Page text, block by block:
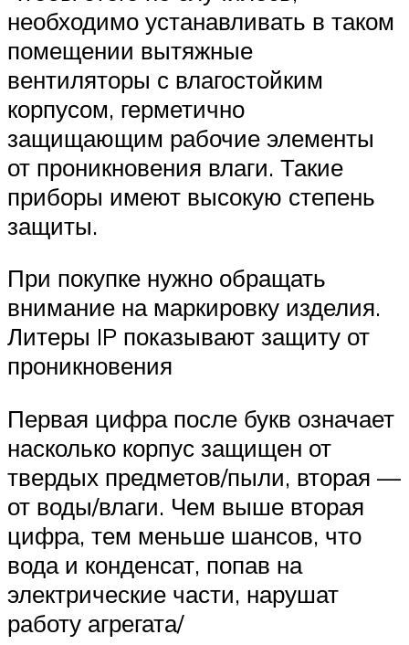
необходимо устанавливать в таком
помещении вытяжные
вентиляторы с влагостойким
корпусом, герметично
защищающим рабочие элементы
от проникновения влаги. Такие
приборы имеют высокую степень
защиты.
При покупке нужно обращать
внимание на маркировку изделия.
Литеры IP показывают защиту от
проникновения
Первая цифра после букв означает
насколько корпус защищен от
твердых предметов/пыли, вторая —
от воды/влаги. Чем выше вторая
цифра, тем меньше шансов, что
вода и конденсат, попав на
электрические части, нарушат
работу агрегата/